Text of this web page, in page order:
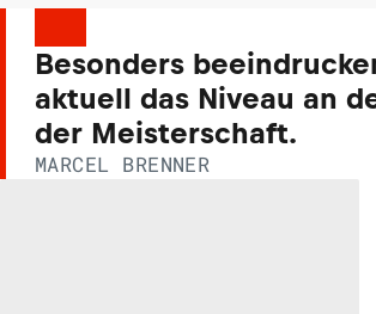
Besonders
aktuell das Niveau an
der Meisterschaft.
MARCEL BRENNER